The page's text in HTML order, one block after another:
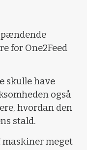
for One2Feed
skulle have
også
hvordan den
stald.
meget